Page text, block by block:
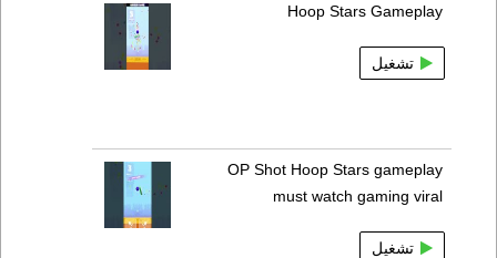
Hoop Stars Gameplay
تشغيل
OP Shot Hoop Stars gameplay
must watch gaming viral
تشغيل